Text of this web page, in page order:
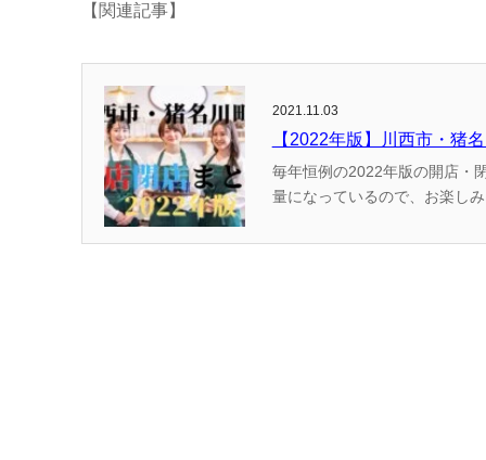
【関連記事】
2021.11.03
【2022年版】川西市・猪
毎年恒例の2022年版の開店・閉店情報のまとめです！ （かわマガ調べ
量になっているので、お楽しみに！ ＊記事制作時点での情報を基にしているため、延期などで変更になった